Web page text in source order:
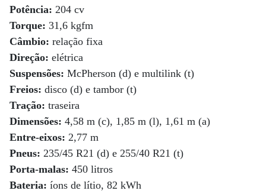
Potência: 204 cv
Torque: 31,6 kgfm
Câmbio: relação fixa
Direção: elétrica
Suspensões: McPherson (d) e multilink (t)
Freios: disco (d) e tambor (t)
Tração: traseira
Dimensões: 4,58 m (c), 1,85 m (l), 1,61 m (a)
Entre-eixos: 2,77 m
Pneus: 235/45 R21 (d) e 255/40 R21 (t)
Porta-malas: 450 litros
Bateria: íons de lítio, 82 kWh